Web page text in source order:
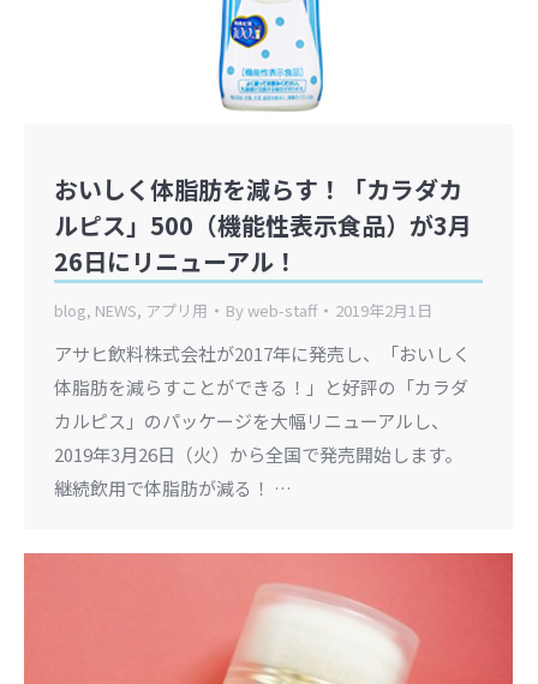
おいしく体脂肪を減らす！「カラダカ
ルピス」500（機能性表示食品）が3月
26日にリニューアル！
blog, NEWS, アプリ用 Byweb-staff 2019年2月1日
アサヒ飲料株式会社が2017年に発売し、「おいしく
体脂肪を減らすことができる！」と好評の「カラダ
カルピス」のパッケージを大幅リニューアルし、
2019年3月26日（火）から全国で発売開始します。
継続飲用で体脂肪が減る！ …